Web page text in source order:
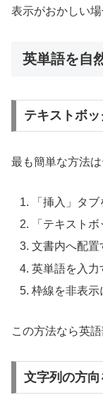
表示がおかしい
英単語を自
テキストボ
最も簡単な方法
「挿入」タブ
「テキスト
文書内へ配置
英単語を入力
枠線を非表示
この方法なら英
文字列の方